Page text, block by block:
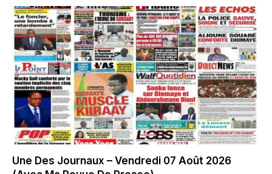
Une Des Journaux – Vendredi 07 Août 2026